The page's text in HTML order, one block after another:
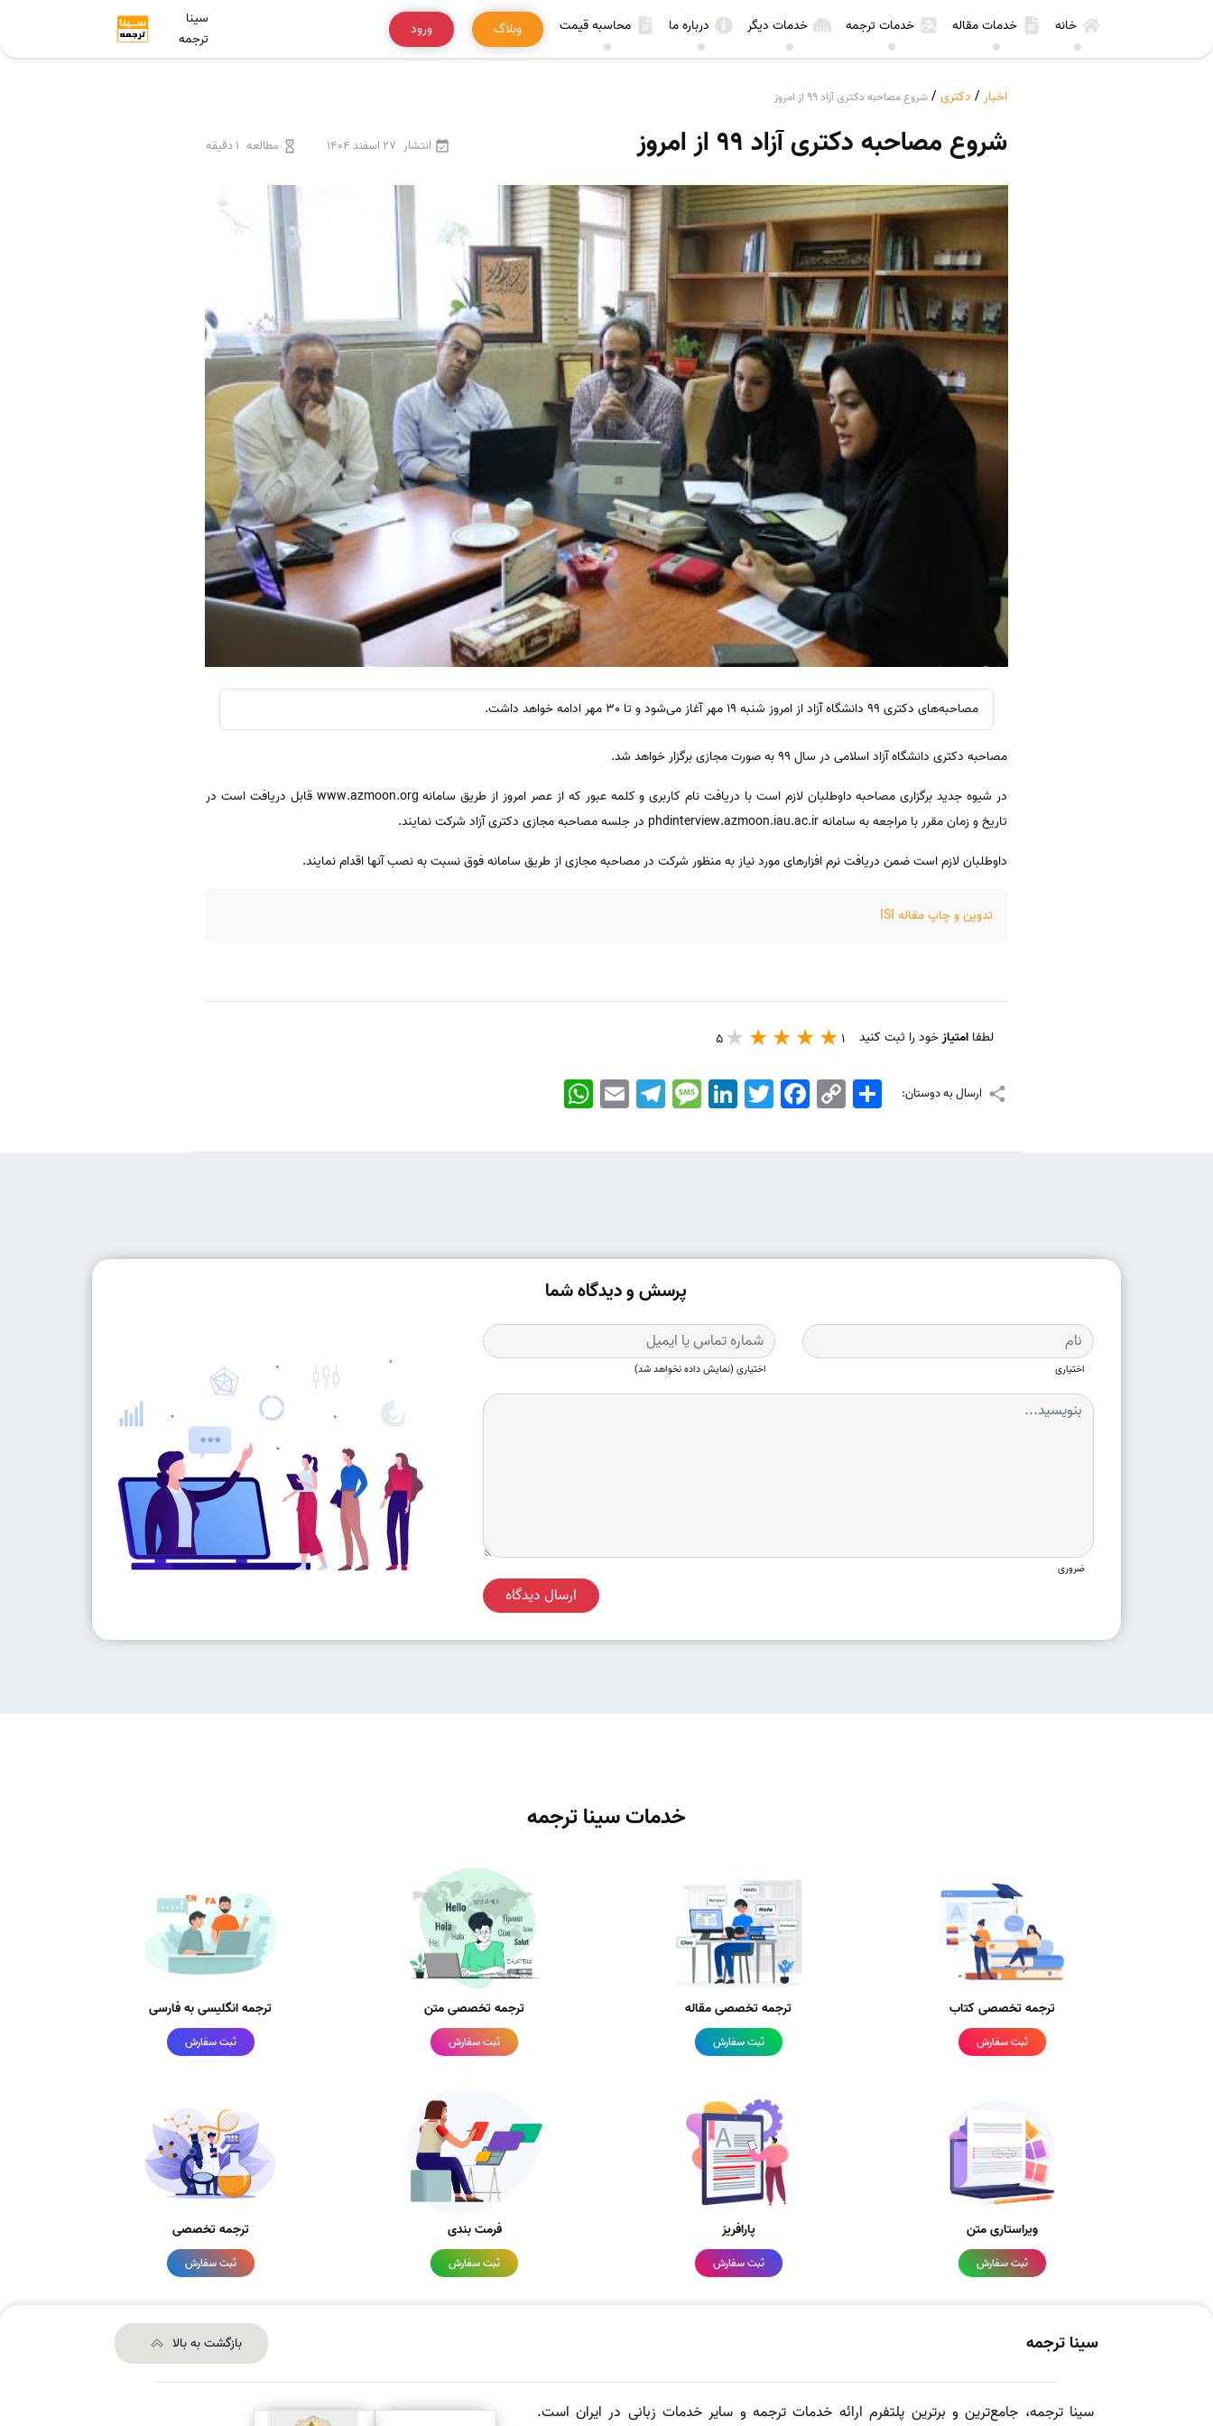
خانه خدمات مقاله خدمات ترجمه خدمات دیگر درباره ما محاسبه قیمت وبلاگ ورود
سینا
ترجمه
اخبار / دکتری / شروع مصاحبه دکتری آزاد 99 از امروز
شروع مصاحبه دکتری آزاد 99 از امروز انتشار 27 اسفند 1404 مطالعه 1 دقیقه
مصاحبه‌های دکتری 99 دانشگاه آزاد از امروز شنبه 19 مهر آغاز می‌شود و تا 30 مهر ادامه خواهد داشت.
مصاحبه دکتری دانشگاه آزاد اسلامی در سال 99 به صورت مجازی برگزار خواهد شد.
در شیوه جدید برگزاری مصاحبه داوطلبان لازم است با دریافت نام کاربری و کلمه عبور که از عصر امروز از طریق سامانه www.azmoon.org قابل دریافت است در
تاریخ و زمان مقرر با مراجعه به سامانه phdinterview.azmoon.iau.ac.ir در جلسه مصاحبه مجازی دکتری آزاد شرکت نمایند.
داوطلبان لازم است ضمن دریافت نرم افزارهای مورد نیاز به منظور شرکت در مصاحبه مجازی از طریق سامانه فوق نسبت به نصب آنها اقدام نمایند.
تدوین و چاپ مقاله ISI
لطفا امتیازخود را ثبت کنید 1
5
ارسال به دوستان: WhatsApp EmailTelegramMessageLinkedIn TwitterFacebook Copy
Link
اشتراک
پرسش و دیدگاه شما
اختیاری اختیاری (نمایش داده نخواهد شد)
ضروری
ارسال دیدگاه
خدمات سینا ترجمه
ترجمه تخصصی کتاب
ثبت سفارش
ترجمه تخصصی مقاله
ثبت سفارش
ترجمه تخصصی متن
ثبت سفارش
ترجمه انگلیسی به فارسی
ثبت سفارش
ویراستاری متن
ثبت سفارش
پارافریز
ثبت سفارش
فرمت بندی
ثبت سفارش
ترجمه تخصصی
ثبت سفارش
سینا ترجمه بازگشت به بالا
سینا ترجمه، جامع‌ترین و برترین پلتفرم ارائه خدمات ترجمه و سایر خدمات زبانی در ایران است.